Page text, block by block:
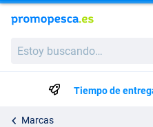
buscando…
Tiempo de
Marcas